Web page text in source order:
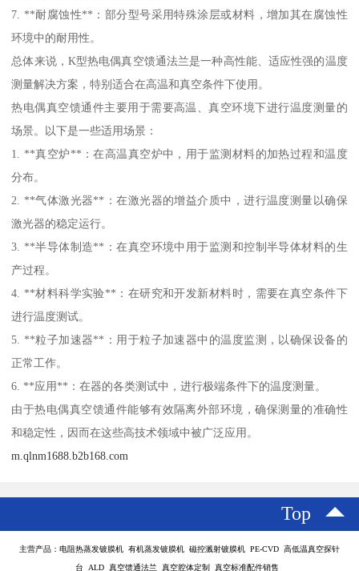
7. **耐腐蚀性**：部分型号采用特殊涂层或材料，增加其在腐蚀性
环境中的耐用性。
总体来说，K型热电偶真空馈通法兰是一种高性能、适应性强的温度
测量解决方案，特别适合在高温和真空条件下使用。
热电偶真空馈通件主要用于需要高温、真空环境下进行温度测量的
场景。以下是一些适用场景：
1. **真空炉**：在高温真空炉中，用于监测材料的加热过程和温度
分布。
2. **气体激光器**：在激光器的增益介质中，进行温度测量以确保
激光器的稳定运行。
3. **半导体制造**：在真空环境中用于监测和控制半导体材料的生
产过程。
4. **材料科学实验**：在研究和开发新材料时，需要在真空条件下
进行温度测试。
5. **粒子加速器**：用于粒子加速器中的温度监测，以确保设备的
正常工作。
6. **应用**：在器的各类测试中，进行极端条件下的温度测量。
由于热电偶真空馈通件能够有效隔离外部环境，确保测量的准确性
和稳定性，因而在这些高技术领域中被广泛应用。
m.qlnm1688.b2b168.com
Top
主营产品：电阻热蒸发镀膜机 有机蒸发镀膜机 磁控溅射镀膜机 PE-CVD 高低温真空探针
台 ALD 真空馈通法兰 真空腔体定制 真空标准配件销售